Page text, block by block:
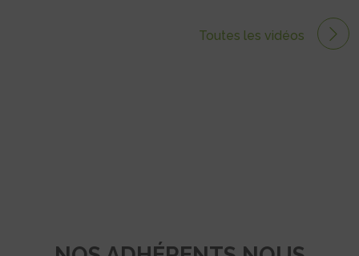
Toutes les vidéos